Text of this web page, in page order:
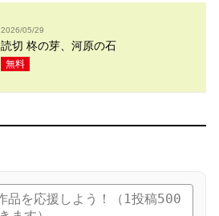
2026/05/29
読切 柊の芽、河原の石
無料